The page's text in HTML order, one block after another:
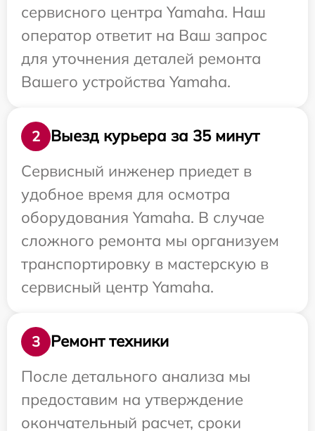
сервисного центра Yamaha. Наш
оператор ответит на Ваш запрос
для уточнения деталей ремонта
Вашего устройства Yamaha.
2
Выезд курьера за 35 минут
Сервисный инженер приедет в
удобное время для осмотра
оборудования Yamaha. В случае
сложного ремонта мы организуем
транспортировку в мастерскую в
сервисный центр Yamaha.
3
Ремонт техники
После детального анализа мы
предоставим на утверждение
окончательный расчет, сроки